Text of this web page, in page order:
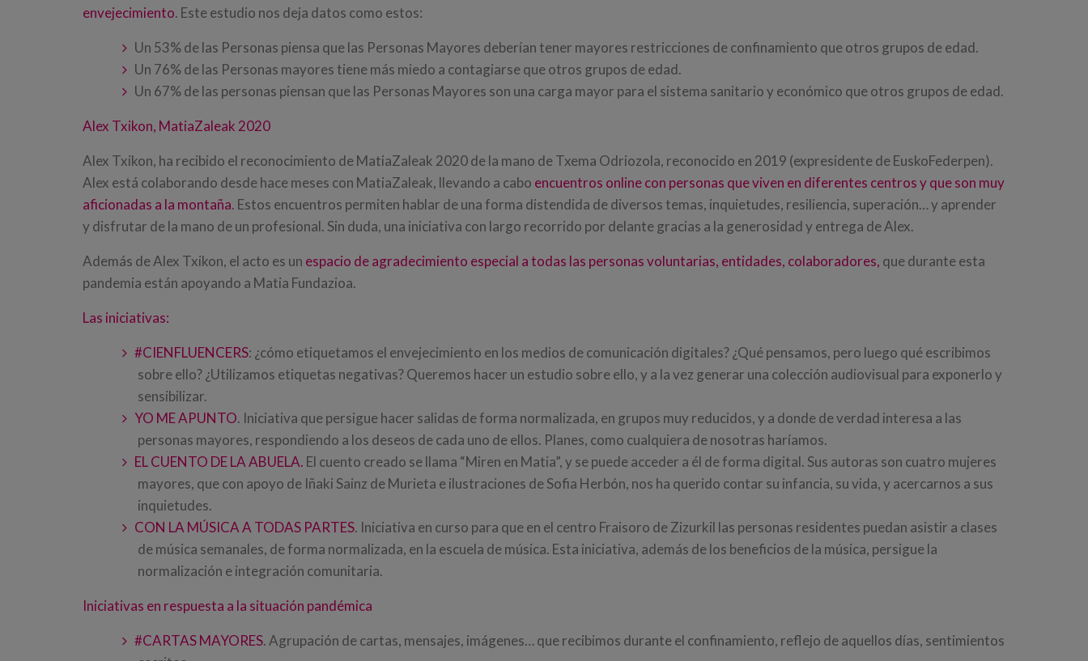
envejecimiento. Este estudio nos deja datos como estos:
Un 53% de las Personas piensa que las Personas Mayores deberían tener mayores restricciones de confinamiento que otros grupos de edad.
Un 76% de las Personas mayores tiene más miedo a contagiarse que otros grupos de edad.
Un 67% de las personas piensan que las Personas Mayores son una carga mayor para el sistema sanitario y económico que otros grupos de edad.
Alex Txikon, MatiaZaleak 2020
Alex Txikon, ha recibido el reconocimiento de MatiaZaleak 2020 de la mano de Txema Odriozola, reconocido en 2019 (expresidente de EuskoFederpen).
Alex está colaborando desde hace meses con MatiaZaleak, llevando a cabo encuentros online con personas que viven en diferentes centros y que son muy
aficionadas a la montaña. Estos encuentros permiten hablar de una forma distendida de diversos temas, inquietudes, resiliencia, superación… y aprender
y disfrutar de la mano de un profesional. Sin duda, una iniciativa con largo recorrido por delante gracias a la generosidad y entrega de Alex.
Además de Alex Txikon, el acto es un espacio de agradecimiento especial a todas las personas voluntarias, entidades, colaboradores, que durante esta
pandemia están apoyando a Matia Fundazioa.
Las iniciativas:
#CIENFLUENCERS: ¿cómo etiquetamos el envejecimiento en los medios de comunicación digitales? ¿Qué pensamos, pero luego qué escribimos
sobre ello? ¿Utilizamos etiquetas negativas? Queremos hacer un estudio sobre ello, y a la vez generar una colección audiovisual para exponerlo y
sensibilizar.
YO ME APUNTO. Iniciativa que persigue hacer salidas de forma normalizada, en grupos muy reducidos, y a donde de verdad interesa a las
personas mayores, respondiendo a los deseos de cada uno de ellos. Planes, como cualquiera de nosotras haríamos.
EL CUENTO DE LA ABUELA. El cuento creado se llama “Miren en Matia”, y se puede acceder a él de forma digital. Sus autoras son cuatro mujeres
mayores, que con apoyo de Iñaki Sainz de Murieta e ilustraciones de Sofia Herbón, nos ha querido contar su infancia, su vida, y acercarnos a sus
inquietudes.
CON LA MÚSICA A TODAS PARTES. Iniciativa en curso para que en el centro Fraisoro de Zizurkil las personas residentes puedan asistir a clases
de música semanales, de forma normalizada, en la escuela de música. Esta iniciativa, además de los beneficios de la música, persigue la
normalización e integración comunitaria.
Iniciativas en respuesta a la situación pandémica
#CARTAS MAYORES. Agrupación de cartas, mensajes, imágenes… que recibimos durante el confinamiento, reflejo de aquellos días, sentimientos